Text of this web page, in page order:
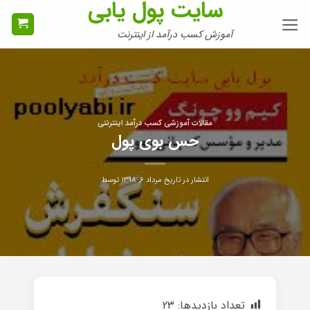
سایت پول یابی
آموزش کسب درآمد از اینترنت
مقالات آموزشی کسب درآمد اینترنتی
حس بوی پول
انتشار در تاریخمرداد ۶, ۱۳۹۸ توسط
تعداد بازدیدها: 23